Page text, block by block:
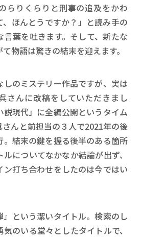
らりくらりと刑事の追及をかわ
、ほんとうですか？」と読み手の
言葉を吐きます。そして、新たな
物語は驚きの結末を迎えます。
のミステリー作品ですが、実は
さんに改稿をしていただきまし
説現代」に全編公開というタイム
さんと前担当の３人で2021年の後
。結末の鍵を握る後半のある箇所
についてなかなか結論が出ず、
ン打ち合わせをしたのは今ではい
という潔いタイトル。検索のし
のいる堂々としたタイトルで、